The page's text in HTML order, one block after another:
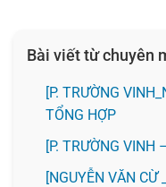
Bài viết từ chuyên
[P. TRƯỜNG
TỔNG HỢP
[P. TRƯỜNG VINH
[NGUYỄN VĂN CỪ